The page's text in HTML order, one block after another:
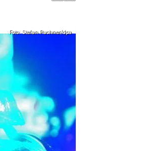
Foto: Stefan Puchner/dpa